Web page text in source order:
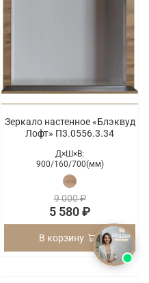
Зеркало настенное «Блэквуд
Лофт» П3.0556.3.34
Д×Ш×В:
900/160/700(мм)
9 000 ₽
5 580 ₽
В корзину